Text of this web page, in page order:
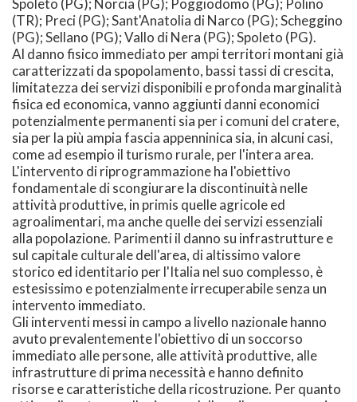
(TR); Preci (PG); Sant'Anatolia di Narco (PG); Scheggino
(PG); Sellano (PG); Vallo di Nera (PG); Spoleto (PG).
Al danno fisico immediato per ampi territori montani già
caratterizzati da spopolamento, bassi tassi di crescita,
limitatezza dei servizi disponibili e profonda marginalità
fisica ed economica, vanno aggiunti danni economici
potenzialmente permanenti sia per i comuni del cratere,
sia per la più ampia fascia appenninica sia, in alcuni casi,
come ad esempio il turismo rurale, per l'intera area.
L'intervento di riprogrammazione ha l'obiettivo
fondamentale di scongiurare la discontinuità nelle
attività produttive, in primis quelle agricole ed
agroalimentari, ma anche quelle dei servizi essenziali
alla popolazione. Parimenti il danno su infrastrutture e
sul capitale culturale dell'area, di altissimo valore
storico ed identitario per l'Italia nel suo complesso, è
estesissimo e potenzialmente irrecuperabile senza un
intervento immediato.
Gli interventi messi in campo a livello nazionale hanno
avuto prevalentemente l'obiettivo di un soccorso
immediato alle persone, alle attività produttive, alle
infrastrutture di prima necessità e hanno definito
risorse e caratteristiche della ricostruzione. Per quanto